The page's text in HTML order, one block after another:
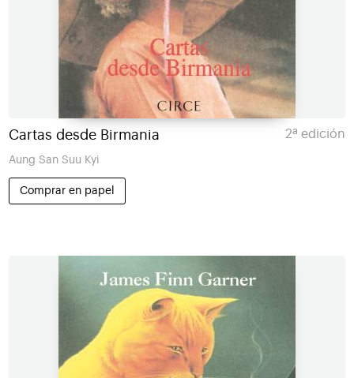
Cartas desde Birmania 2ª edición
Aung San Suu Kyi
Comprar en papel